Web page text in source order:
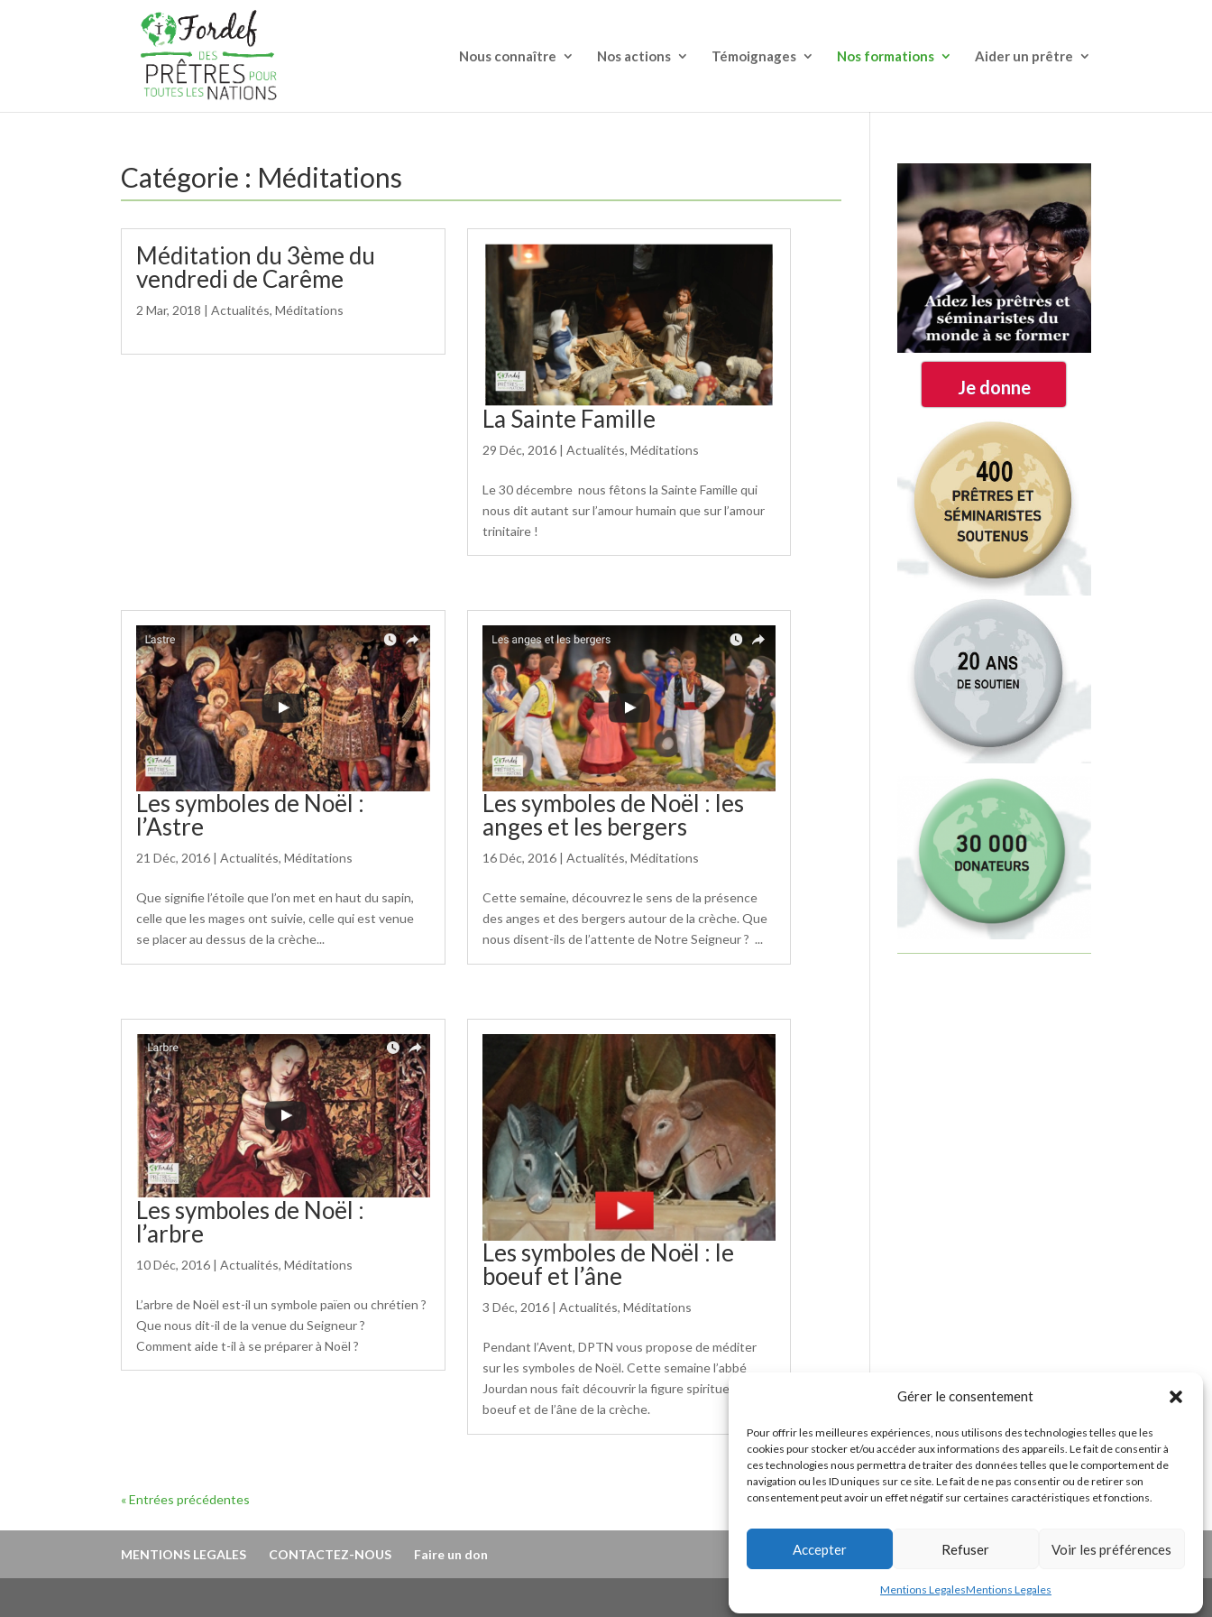
Gérer le consentement
Pour offrir les meilleures expériences, nous utilisons des technologies telles que les
cookies pour stocker et/ou accéder aux informations des appareils. Le fait de consentir à
ces technologies nous permettra de traiter des données telles que le comportement de
navigation ou les ID uniques sur ce site. Le fait de ne pas consentir ou de retirer son
consentement peut avoir un effet négatif sur certaines caractéristiques et fonctions.
Accepter Refuser Voir les préférences
Mentions LegalesMentions Legales
Nous connaître Nos actions Témoignages Nos formations Aider un prêtre
Catégorie : Méditations
Méditation du 3ème du
vendredi de Carême
2 Mar, 2018 |Actualités,Méditations
La Sainte Famille
29 Déc, 2016| Actualités, Méditations
Le 30 décembre nous fêtons la Sainte Famille qui
nous dit autant sur l’amour humain que sur l’amour
trinitaire !
Les symboles de Noël :
l’Astre
21 Déc, 2016 |Actualités,Méditations
Que signifie l’étoile que l’on met en haut du sapin,
celle que les mages ont suivie, celle qui est venue
se placer au dessus de la crèche...
Les symboles de Noël : les
anges et les bergers
16 Déc, 2016| Actualités, Méditations
Cette semaine, découvrez le sens de la présence
des anges et des bergers autour de la crèche. Que
nous disent-ils de l’attente de Notre Seigneur ? ...
Les symboles de Noël :
l’arbre
10 Déc, 2016 |Actualités,Méditations
L’arbre de Noël est-il un symbole païen ou chrétien ?
Que nous dit-il de la venue du Seigneur ?
Comment aide t-il à se préparer à Noël ?
Les symboles de Noël : le
boeuf et l’âne
3 Déc, 2016| Actualités, Méditations
Pendant l’Avent, DPTN vous propose de méditer
sur les symboles de Noël. Cette semaine l’abbé
Jourdan nous fait découvrir la figure spirituelle du
boeuf et de l’âne de la crèche.
« Entrées précédentes Entrées suivantes »
Je donne
MENTIONS LEGALES CONTACTEZ-NOUS Faire un don